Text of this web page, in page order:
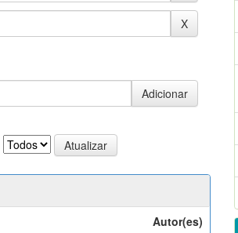
Autor(es)